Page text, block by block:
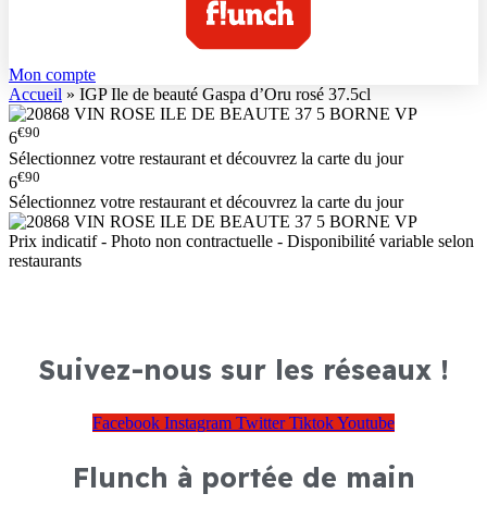
Mon compte
Accueil » IGP Ile de beauté Gaspa d’Oru rosé 37.5cl
6€90
Sélectionnez votre restaurant et découvrez la carte du jour
6€90
Sélectionnez votre restaurant et découvrez la carte du jour
Prix indicatif - Photo non contractuelle - Disponibilité variable selon
restaurants
Suivez-nous sur les réseaux !
Facebook Instagram Twitter TiktokYoutube
Flunch à portée de main